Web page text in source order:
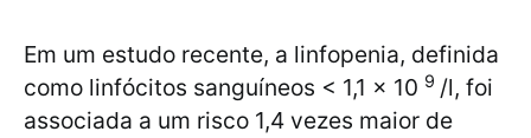
Em um estudo recente, a linfopenia, definida
como linfócitos sanguíneos < 1,1 × 10 9 /l, foi
associada a um risco 1,4 vezes maior de